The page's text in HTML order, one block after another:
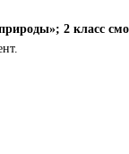
2 класс